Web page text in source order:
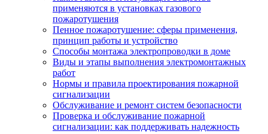
применяются в установках газового
пожаротушения
Пенное пожаротушение: сферы применения,
принцип работы и устройство
Способы монтажа электропроводки в доме
Виды и этапы выполнения электромонтажных
работ
Нормы и правила проектирования пожарной
сигнализации
Обслуживание и ремонт систем безопасности
Проверка и обслуживание пожарной
сигнализации: как поддерживать надежность